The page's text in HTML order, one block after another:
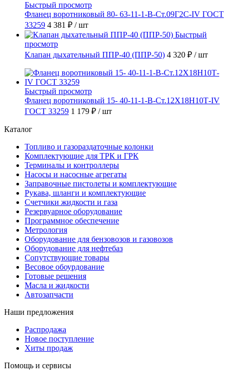
Быстрый просмотр
Фланец воротниковый 80- 63-11-1-B-Ст.09Г2С-IV ГОСТ
33259 4 381 ₽ / шт
Быстрый
просмотр
Клапан дыхательный ППР-40 (ППР-50) 4 320 ₽ / шт
Быстрый просмотр
Фланец воротниковый 15- 40-11-1-В-Ст.12Х18Н10Т-IV
ГОСТ 33259 1 179 ₽ / шт
Каталог
Топливо и газораздаточные колонки
Комплектующие для ТРК и ГРК
Терминалы и контроллеры
Насосы и насосные агрегаты
Заправочные пистолеты и комплектующие
Рукава, шланги и комплектующие
Счетчики жидкости и газа
Резервуарное оборудование
Программное обеспечение
Метрология
Оборудование для бензовозов и газовозов
Оборудование для нефтебаз
Сопутствующие товары
Весовое обоурдование
Готовые решения
Масла и жидкости
Автозапчасти
Наши предложения
Распродажа
Новое поступление
Хиты продаж
Помощь и сервисы